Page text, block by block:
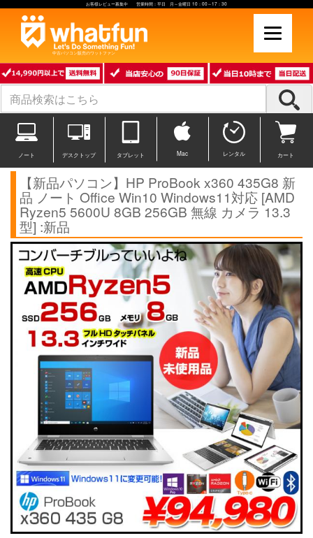
お客様レビュー募集中 営業時間：平日 月～金曜日 10：00～17：30
中古パソコン販売のワットファン
ノート デスクトップ タブレット Mac レンタル カート
【新品パソコン】HP ProBook x360 435G8 新
品 ノート Office Win10 Windows11対応 [AMD
Ryzen5 5600U 8GB 256GB 無線 カメラ 13.3
型] :新品